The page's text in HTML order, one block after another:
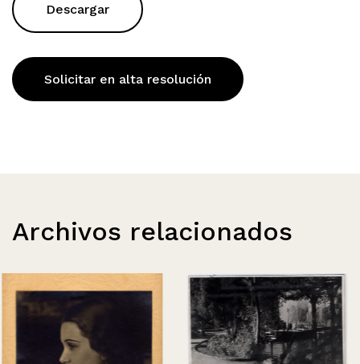
Descargar
Solicitar en alta resolución
Archivos relacionados